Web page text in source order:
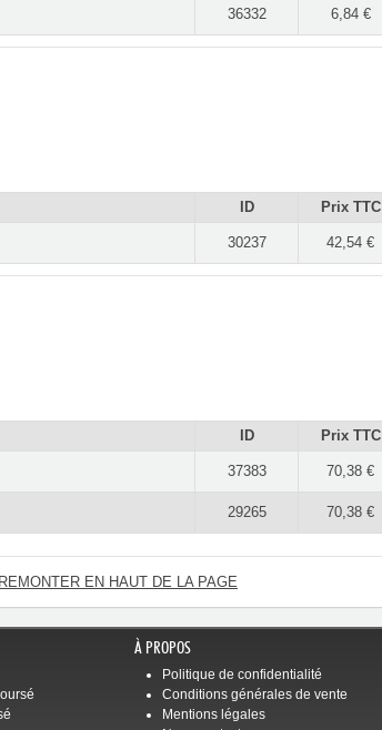
36332 6,84 €
ID Prix TTC
30237 42,54 €
ID Prix TTC
37383 70,38 €
29265 70,38 €
REMONTER EN HAUT DE LA PAGE
À PROPOS
Politique de confidentialité
Conditions générales de vente
Mentions légales